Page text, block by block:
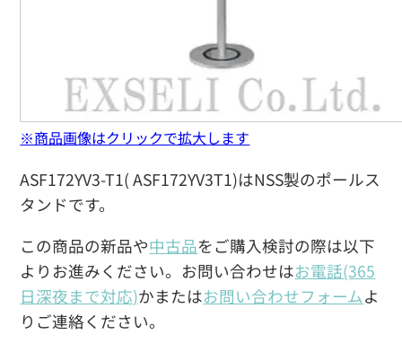
ASF172YV3-T1( ASF172YV3T1)はNSS製のポールス
タンドです。
この商品の新品や中古品をご購入検討の際は以下
よりお進みください。お問い合わせはお電話(365
日深夜まで対応)かまたはお問い合わせフォームよ
りご連絡ください。
※商品画像はクリックで拡大します